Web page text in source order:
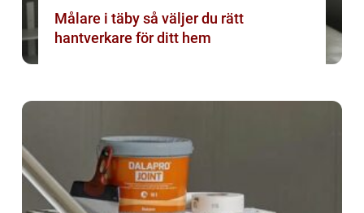
Målare i täby så väljer du rätt
hantverkare för ditt hem